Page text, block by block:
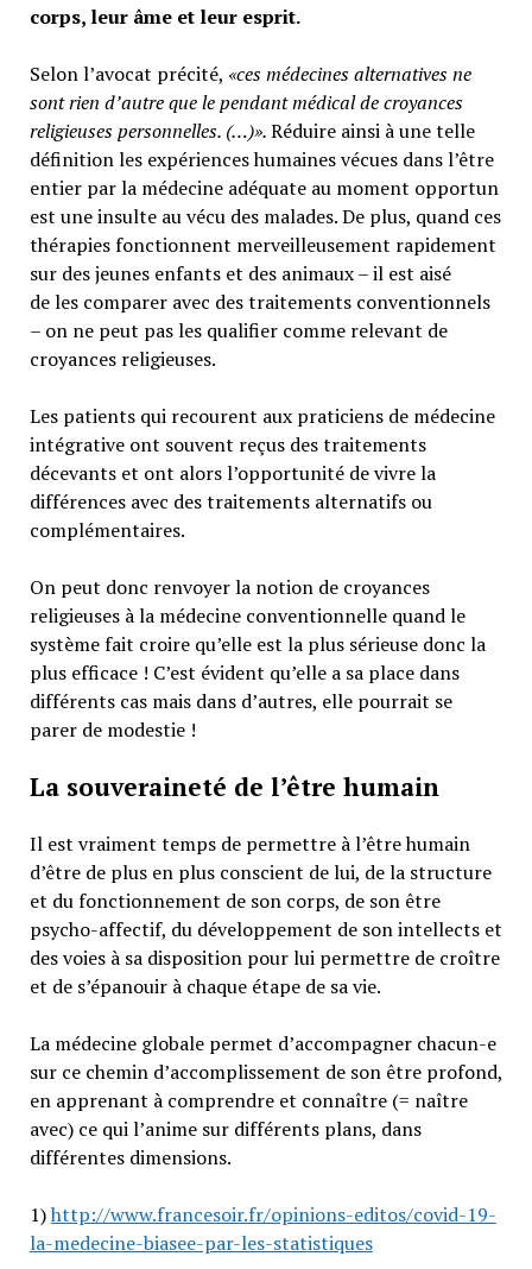
corps, leur âme et leur esprit.
Selon l’avocat précité, «ces médecines alternatives ne
sont rien d’autre que le pendant médical de croyances
religieuses personnelles. (…)».Réduire ainsi à une telle
définition les expériences humaines vécues dans l’être
entier par la médecine adéquate au moment opportun
est une insulte au vécu des malades. De plus, quand ces
thérapies fonctionnent merveilleusement rapidement
sur des jeunes enfants et des animaux – il est aisé
de les comparer avec des traitements conventionnels
– on ne peut pas les qualifier comme relevant de
croyances religieuses.
Les patients qui recourent aux praticiens de médecine
intégrative ont souvent reçus des traitements
décevants et ont alors l’opportunité de vivre la
différences avec des traitements alternatifs ou
complémentaires.
On peut donc renvoyer la notion de croyances
religieuses à la médecine conventionnelle quand le
système fait croire qu’elle est la plus sérieuse donc la
plus efficace ! C’est évident qu’elle a sa place dans
différents cas mais dans d’autres, elle pourrait se
parer de modestie !
La souveraineté de l’être humain
Il est vraiment temps de permettre à l’être humain
d’être de plus en plus conscient de lui, de la structure
et du fonctionnement de son corps, de son être
psycho-affectif, du développement de son intellects et
des voies à sa disposition pour lui permettre de croître
et de s’épanouir à chaque étape de sa vie.
La médecine globale permet d’accompagner chacun-e
sur ce chemin d’accomplissement de son être profond,
en apprenant à comprendre et connaître (= naître
avec) ce qui l’anime sur différents plans, dans
différentes dimensions.
1)http://www.francesoir.fr/opinions-editos/covid-19-
la-medecine-biasee-par-les-statistiques